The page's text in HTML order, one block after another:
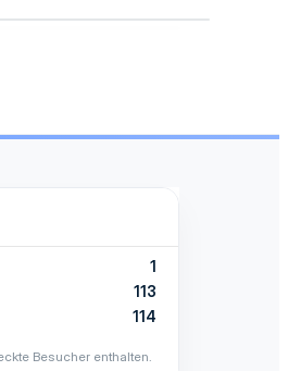
1
113
114
Besucher enthalten.